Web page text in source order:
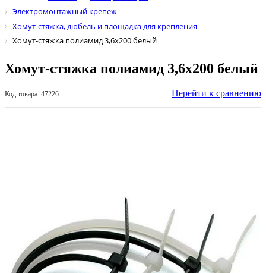
Электромонтажный крепеж
Хомут-стяжка, дюбель и площадка для крепления
Хомут-стяжка полиамид 3,6х200 белый
Хомут-стяжка полиамид 3,6х200 белый
Код товара: 47226 Перейти к сравнению